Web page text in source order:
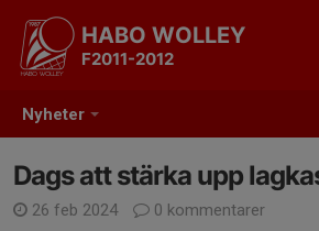
Nyheter
HABO WOLLEY
F2011-2012
Dags att stärka upp
26 feb 2024
0 kommentarer